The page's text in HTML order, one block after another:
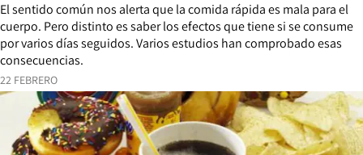
22 FEBRERO
El sentido común nos alerta que la comida rápida es mala para el
cuerpo. Pero distinto es saber los efectos que tiene si se consume
por varios días seguidos. Varios estudios han comprobado esas
consecuencias.